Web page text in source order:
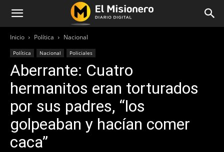
Inicio Política Nacional
Política Nacional Policiales
Aberrante: Cuatro
hermanitos eran torturados
por sus padres, “los
golpeaban y hacían comer
caca”